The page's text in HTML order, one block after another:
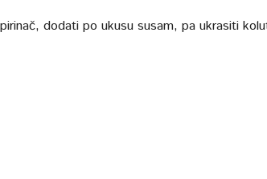
dodati po ukusu susam, pa ukrasiti